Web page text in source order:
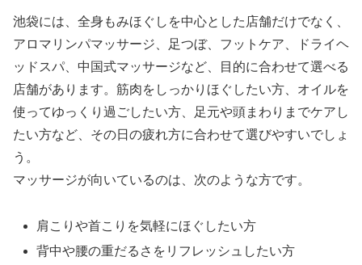
池袋には、全身もみほぐしを中心とした店舗だけでなく、
アロマリンパマッサージ、足つぼ、フットケア、ドライヘ
ッドスパ、中国式マッサージなど、目的に合わせて選べる
店舗があります。筋肉をしっかりほぐしたい方、オイルを
使ってゆっくり過ごしたい方、足元や頭まわりまでケアし
たい方など、その日の疲れ方に合わせて選びやすいでしょ
う。
マッサージが向いているのは、次のような方です。
肩こりや首こりを気軽にほぐしたい方
背中や腰の重だるさをリフレッシュしたい方